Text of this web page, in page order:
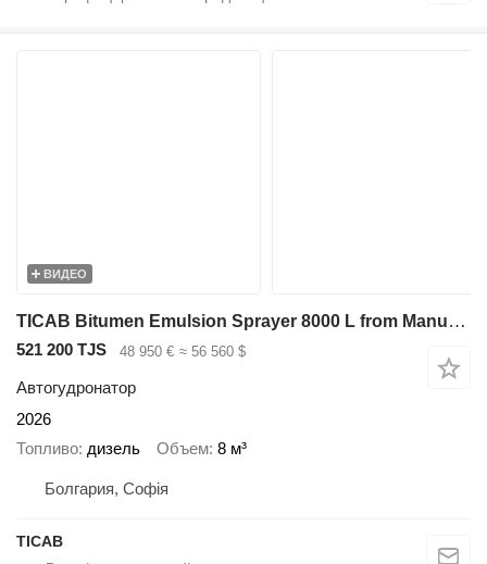
ВИДЕО
TICAB Bitumen Emulsion Sprayer 8000 L from Manufacturer
521 200 TJS 48 950 € ≈ 56 560 $
Автогудронатор
2026
Топливо дизель Объем 8 м³
Болгария, Софія
ТІСАВ